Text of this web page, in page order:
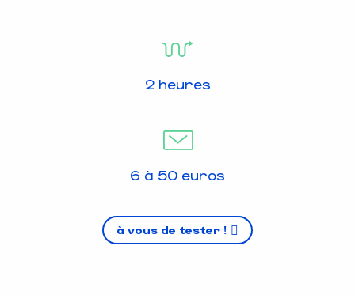
2 heures
6 à 50 euros
à vous de tester !